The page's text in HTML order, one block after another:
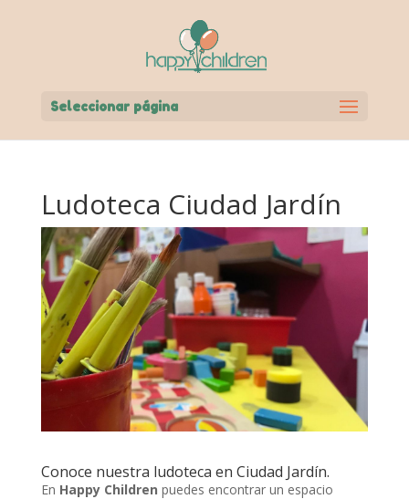
Seleccionar página
Ludoteca Ciudad Jardín
Conoce nuestra ludoteca en Ciudad Jardín.
En Happy Children puedes encontrar un espacio